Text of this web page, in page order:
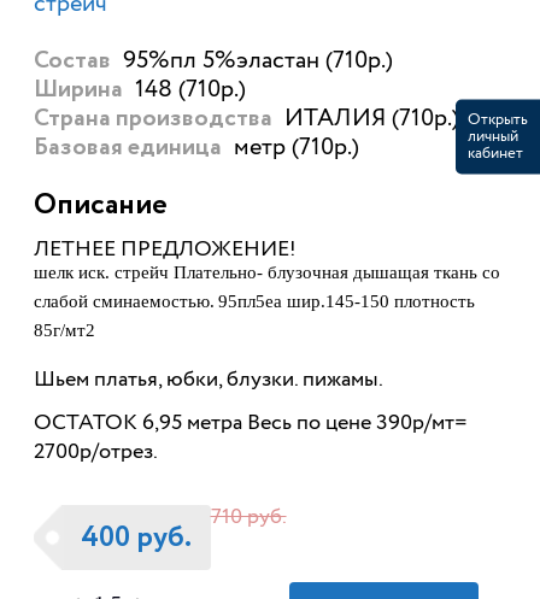
Состав 95%пл 5%эластан (710р.)
Ширина 148 (710р.)
Страна производства ИТАЛИЯ (710р.)
Базовая единица метр (710р.)
Описание
ЛЕТНЕЕ ПРЕДЛОЖЕНИЕ!
шелк иск. стрейч Плательно- блузочная дышащая ткань со
слабой сминаемостью. 95пл5еа шир.145-150 плотность
85г/мт2
Шьем платья, юбки, блузки. пижамы.
ОСТАТОК 6,95 метра Весь по цене 390р/мт=
2700р/отрез.
710 руб.
400 руб.
Открыть
личный
кабинет